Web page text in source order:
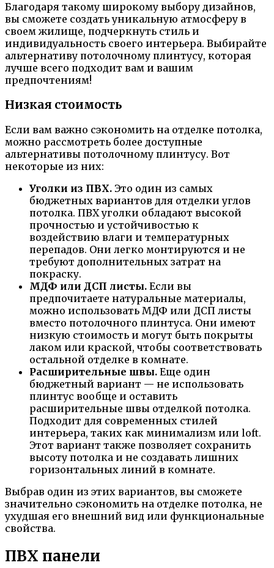
Благодаря такому широкому выбору дизайнов,
вы сможете создать уникальную атмосферу в
своем жилище, подчеркнуть стиль и
индивидуальность своего интерьера. Выбирайте
альтернативу потолочному плинтусу, которая
лучше всего подходит вам и вашим
предпочтениям!
Низкая стоимость
Если вам важно сэкономить на отделке потолка,
можно рассмотреть более доступные
альтернативы потолочному плинтусу. Вот
некоторые из них:
Уголки из ПВХ. Это один из самых
бюджетных вариантов для отделки углов
потолка. ПВХ уголки обладают высокой
прочностью и устойчивостью к
воздействию влаги и температурных
перепадов. Они легко монтируются и не
требуют дополнительных затрат на
покраску.
МДФ или ДСП листы. Если вы
предпочитаете натуральные материалы,
можно использовать МДФ или ДСП листы
вместо потолочного плинтуса. Они имеют
низкую стоимость и могут быть покрыты
лаком или краской, чтобы соответствовать
остальной отделке в комнате.
Расширительные швы. Еще один
бюджетный вариант — не использовать
плинтус вообще и оставить
расширительные швы отделкой потолка.
Подходит для современных стилей
интерьера, таких как минимализм или loft.
Этот вариант также позволяет сохранить
высоту потолка и не создавать лишних
горизонтальных линий в комнате.
Выбрав один из этих вариантов, вы сможете
значительно сэкономить на отделке потолка, не
ухудшая его внешний вид или функциональные
свойства.
ПВХ панели